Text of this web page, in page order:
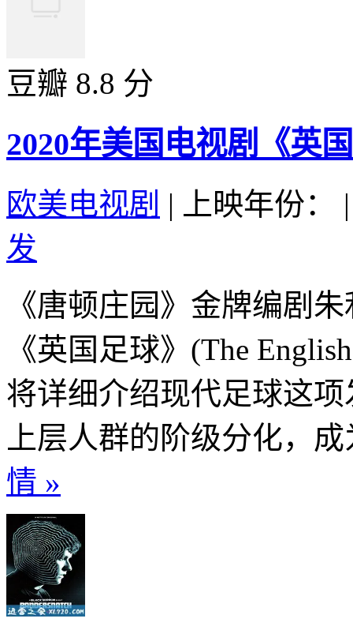
豆瓣 8.8 分
2020年美国电视剧《英
欧美电视剧 | 上映年份：
|
发
《唐顿庄园》金牌编剧
《英国足球》(The
将详细介绍现代足球这
上层人群的阶级分化，
情 »